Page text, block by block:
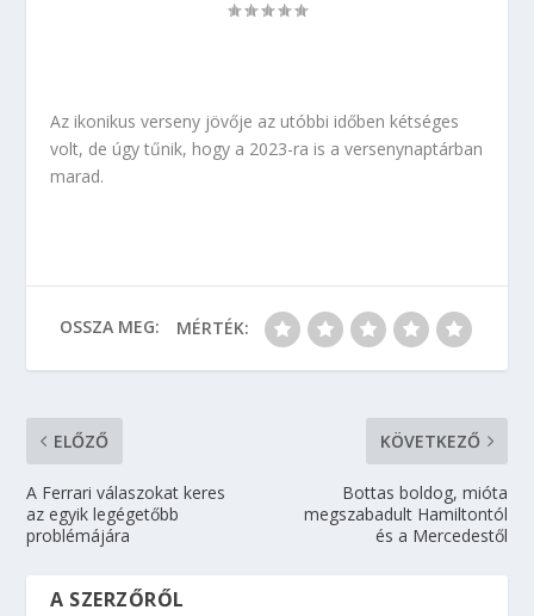
Az ikonikus verseny jövője az utóbbi időben kétséges
volt, de úgy tűnik, hogy a 2023-ra is a versenynaptárban
marad.
OSSZA MEG: MÉRTÉK:
ELŐZŐ
A Ferrari válaszokat keres
az egyik legégetőbb
problémájára
KÖVETKEZŐ
Bottas boldog, mióta
megszabadult Hamiltontól
és a Mercedestől
A SZERZŐRŐL